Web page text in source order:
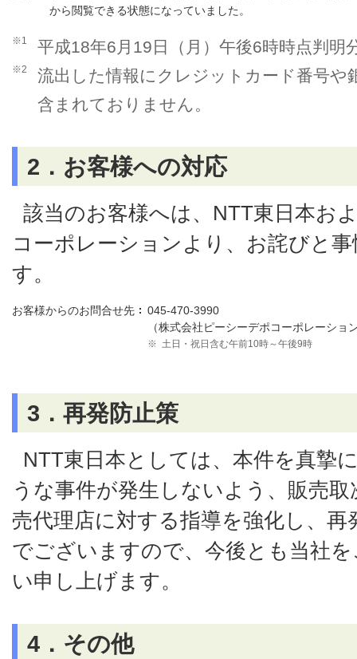
から閲覧できる状態になっていました。
※1 平成18年6月19日（月）午後6時時点判明
※2
流出した情報にクレジットカード番号や
含まれておりません。
2．お客様への対応
該当のお客様へは、NTT東日本お
コーポレーションより、お詫びと
す。
お客様からのお問合せ先
045-470-3990
（株式会社ピーシーデポコーポレーショ
※ 土日・祝日含む午前10時～午後9時
3．再発防止策
NTT東日本としては、本件を真摯
うな事件が発生しないよう、販売
売代理店に対する指導を強化し、
でございますので、今後とも当社
い申し上げます。
4．その他